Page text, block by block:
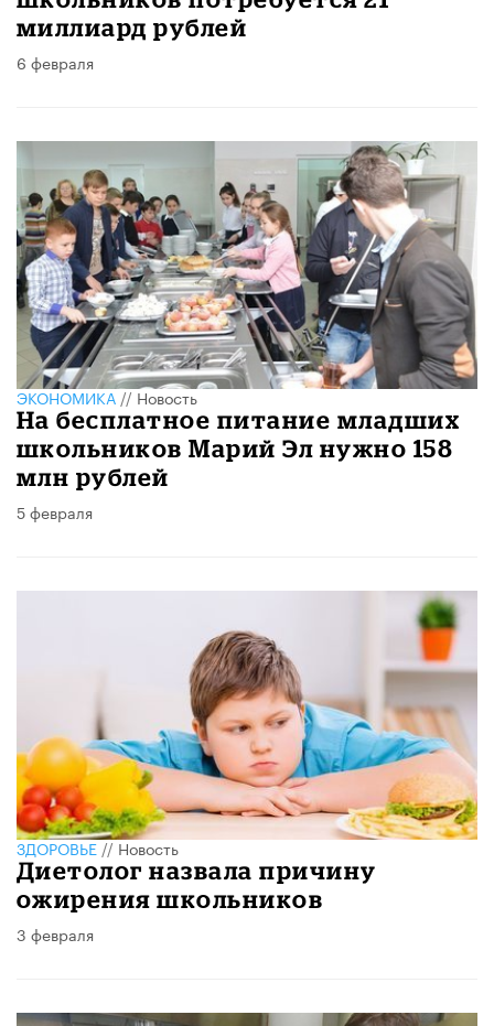
миллиард рублей
6 февраля
ЭКОНОМИКА//Новость
На бесплатное питание младших
школьников Марий Эл нужно 158
млн рублей
5 февраля
ЗДОРОВЬЕ//Новость
Диетолог назвала причину
ожирения школьников
3 февраля